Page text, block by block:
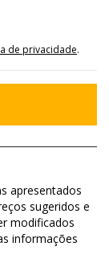
de privacidade.
apresentados
sugeridos e
modificados
informações